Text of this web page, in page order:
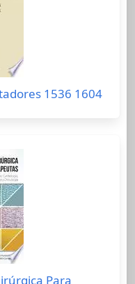
1536 1604
Para